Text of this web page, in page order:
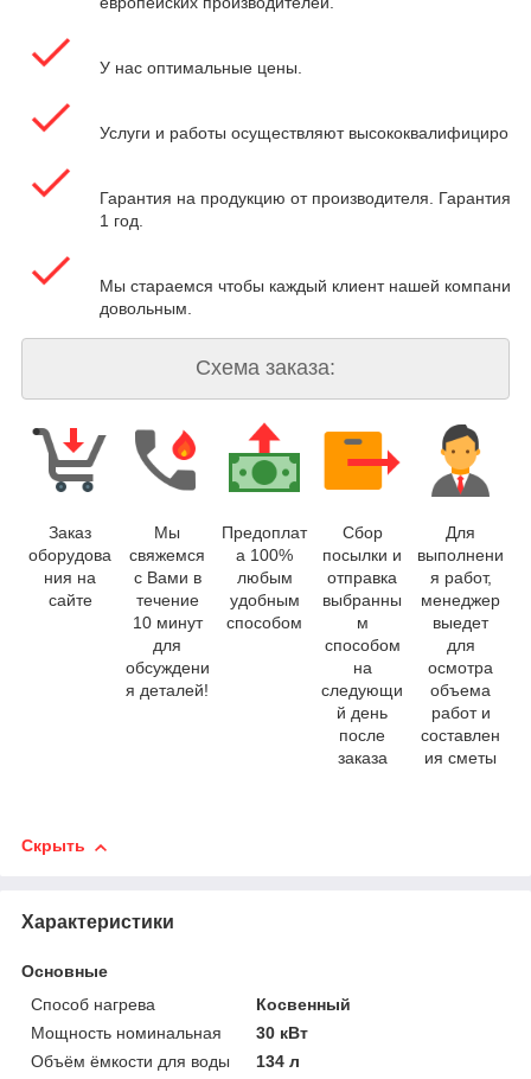
У нас оптимальные цены.
Услуги и работы осуществляют
Гарантия на продукцию от производителя. Гарантия
1 год.
Мы стараемся чтобы каждый клиент нашей компании
довольным.
Схема заказа:
Заказ
оборудова
ния на
сайте
Мы
свяжемся
с Вами в
течение
10 минут
для
обсуждени
я деталей!
Предоплат
а 100%
любым
удобным
способом
Сбор
посылки и
отправка
выбранны
м
способом
на
следующи
й день
после
заказа
Для
выполнени
я работ,
менеджер
выедет
для
осмотра
объема
работ и
составлен
ия сметы
Скрыть
Характеристики
Основные
Способ нагрева
Косвенный
Мощность номинальная
30 кВт
Объём ёмкости для воды
134 л